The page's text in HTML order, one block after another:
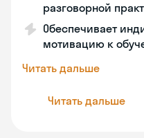
разговорной
Обеспечивает
мотивацию к
Читать дальше
Читать дальше